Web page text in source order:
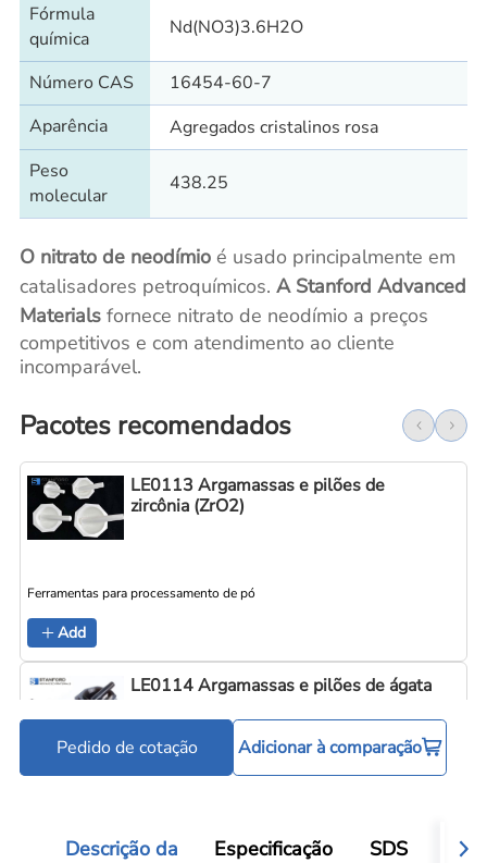
Fórmula
química
Nd(NO3)3.6H2O
Número CAS
16454-60-7
Aparência
Agregados cristalinos rosa
Peso
molecular
438.25
O nitrato de neodímioé usado principalmente em
catalisadores petroquímicos. A Stanford Advanced
Materialsfornece nitrato de neodímio a preços
competitivos e com atendimento ao cliente
incomparável.
Pacotes recomendados
LE0113 Argamassas e pilões de
zircônia (ZrO2)
Ferramentas para processamento de pó
Add
LE0114 Argamassas e pilões de ágata
Pedido de cotação Adicionar à comparação
Descrição da Especificação SDS